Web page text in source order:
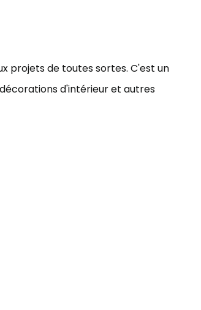
projets de toutes sortes. C'est un
d'intérieur et autres